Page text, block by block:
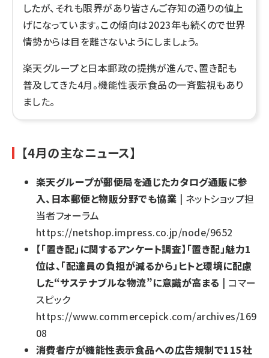
したが、それも限界があり皆さんご存知の通りの値上
げになっています。この傾向は2023年も続くので世界
情勢からは目を離さないようにしましょう。
楽天グループと日本郵政の提携が進んで、置き配も
普及してきた4月。機能性表示食品の一斉監視もあり
ました。
【4月の主なニュース】
楽天グループが郵便局を通じたカタログ通販に参
入、日本郵便と物販分野でも協業 | ネットショップ担
当者フォーラム
https://netshop.impress.co.jp/node/9652
【「置き配」に関するアンケート調査】「置き配」魅力1
位は、「配達員の負担が減るから」ヒトと環境に配慮
した“サステナブルな物流”に意識が高まる | コマー
スピック
https://www.commercepick.com/archives/169
08
消費者庁が機能性表示食品への広告規制で115社